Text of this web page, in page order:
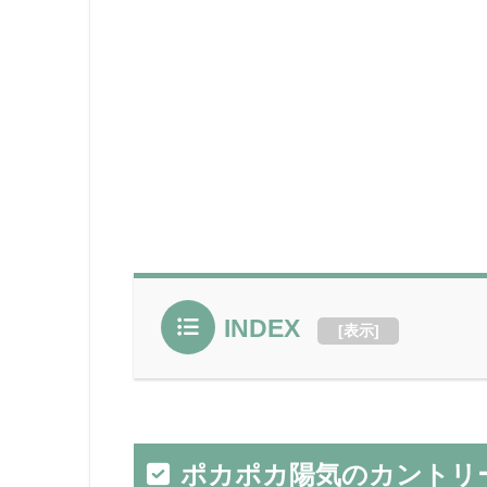
INDEX [表示]
ポカポカ陽気のカントリ